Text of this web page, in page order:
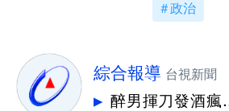
政治
綜合報導 台視新聞
醉男揮刀發酒瘋